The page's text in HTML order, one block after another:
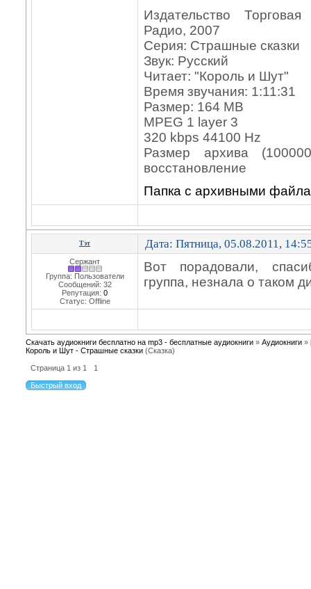
Издательство
Радио, 2007
Серия: Страшные сказки
Звук: Русский
Читает: "Король и Шут"
Bремя звучания: 1:11:31
Размер: 164 MB
MPEG 1 layer 3
320 kbps 44100 Hz
Размер архива
восстановление
Папка с архивными
Тэт Дата: Пятница, 05.08.2011,
Сержант
Группа: Пользователи
Сообщений: 32
Репутация: 0
Статус: Offline
Вот порадовали,
группа, незнала о таком
Скачать аудиокниги бесплатно на mp3 - бесплатные аудиокниги » Аудиокниги »
Король и Шут - Страшные сказки (Сказка)
Страница 1 из 1 1